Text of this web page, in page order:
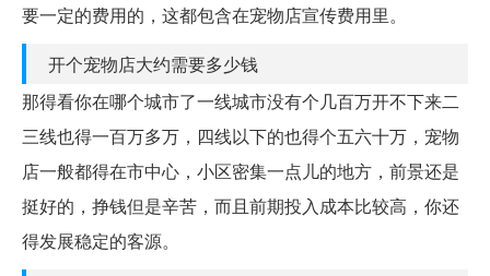
要一定的费用的，这都包含在宠物店宣传费用里。
开个宠物店大约需要多少钱
那得看你在哪个城市了一线城市没有个几百万开不下来二
三线也得一百万多万，四线以下的也得个五六十万，宠物
店一般都得在市中心，小区密集一点儿的地方，前景还是
挺好的，挣钱但是辛苦，而且前期投入成本比较高，你还
得发展稳定的客源。